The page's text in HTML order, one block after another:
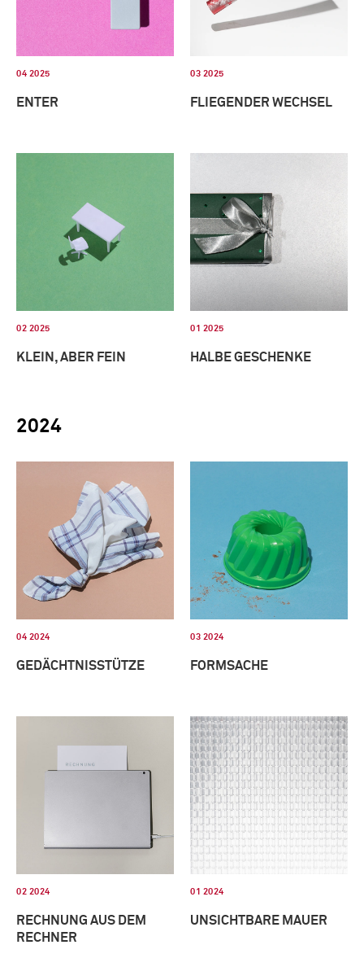
04 2025
ENTER
03 2025
FLIEGENDER WECHSEL
02 2025
KLEIN, ABER FEIN
01 2025
HALBE GESCHENKE
2024
04 2024
GEDÄCHTNISSTÜTZE
03 2024
FORMSACHE
02 2024
RECHNUNG AUS DEM
RECHNER
01 2024
UNSICHTBARE MAUER